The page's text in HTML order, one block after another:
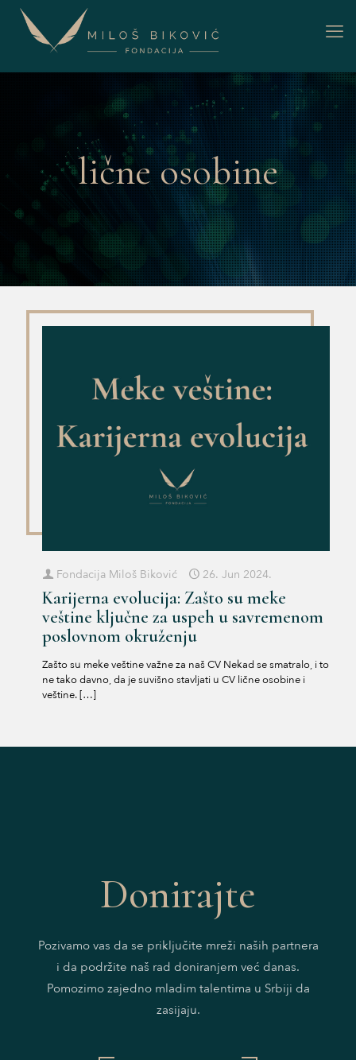
lične osobine
Fondacija Miloš Biković 26. Jun 2024.
Karijerna evolucija: Zašto su meke
veštine ključne za uspeh u savremenom
poslovnom okruženju
Zašto su meke veštine važne za naš CV Nekad se smatralo, i to
ne tako davno, da je suvišno stavljati u CV lične osobine i
veštine.[…]
Donirajte
Pozivamo vas da se priključite mreži naših partnera
i da podržite naš rad doniranjem već danas.
Pomozimo zajedno mladim talentima u Srbiji da
zasijaju.